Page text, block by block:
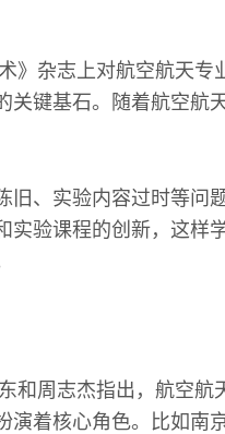
》杂志上对航空航天专
关键基石。随着航空航
旧、实验内容过时等问
实验课程的创新，这样
和周志杰指出，航空航
演着核心角色。比如南